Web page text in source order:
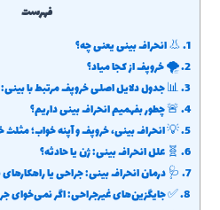
فهرست
1. 👃 انحراف بینی یعنی چه؟
2. 🌪️ خروپف از کجا میاد؟
3. 📊 جدول دلایل اصلی خروپف مرتبط با بینی:
4. 🚨 چطور بفهمیم انحراف بینی داریم؟
5. 💡 انحراف بینی، خروپف و آپنه خواب؛ مثلث
6. 🧬 علل انحراف بینی: ژن یا حادثه؟
7. 🩺 درمان انحراف بینی: جراحی یا
8. ✅ جایگزین‌های غیرجراحی: اگر نمی‌خوای